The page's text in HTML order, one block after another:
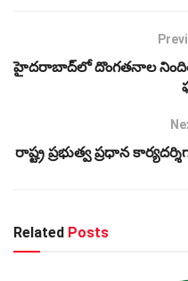
హైదరాబాద్‌లో దొంగతనాల
రాష్ట్ర ప్రభుత్వ ప్రధాన
Related Posts